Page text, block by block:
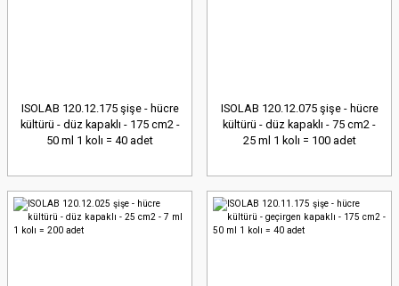
ISOLAB 120.12.175 şişe - hücre
kültürü - düz kapaklı - 175 cm2 -
50 ml 1 kolı = 40 adet
ISOLAB 120.12.075 şişe - hücre
kültürü - düz kapaklı - 75 cm2 -
25 ml 1 kolı = 100 adet